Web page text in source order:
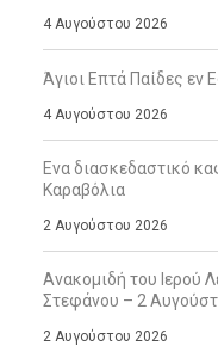
4 Αυγούστου 2026
Άγιοι Επτά Παίδες
4 Αυγούστου 2026
Ενα διασκεδαστικό
Καραβόλια
2 Αυγούστου 2026
Ανακομιδή του Ιερού
Στεφάνου – 2
2 Αυγούστου 2026